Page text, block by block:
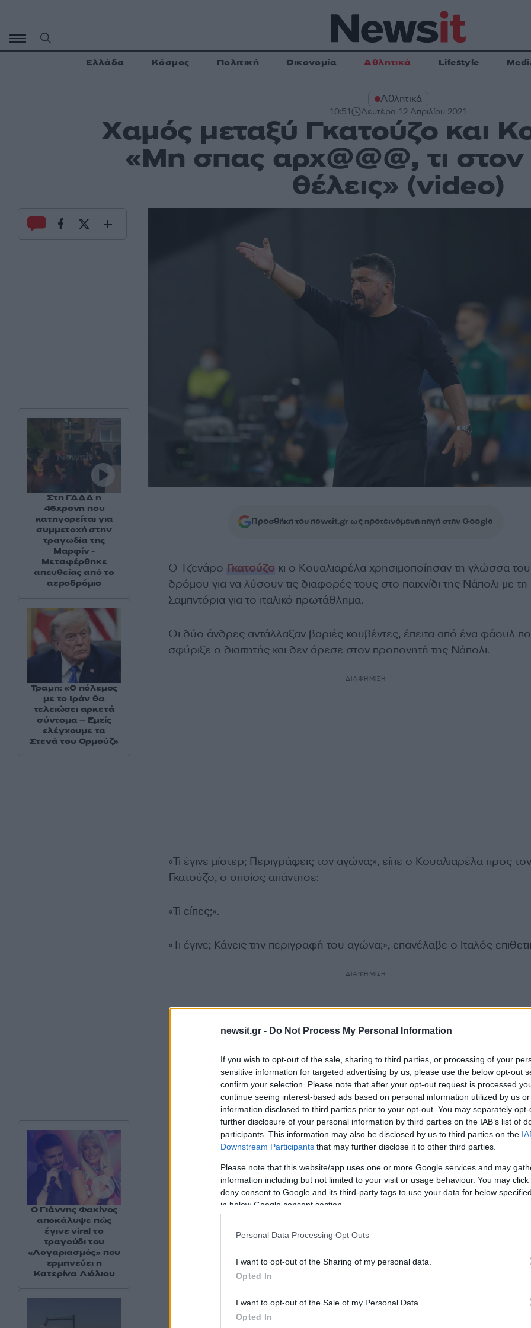
newsit.gr - Do Not Process My Personal Information
If you wish to opt-out of the sale, sharing to third parties, or processing of your
sensitive information for targeted advertising by us, please use the below opt-out
confirm your selection. Please note that after your opt-out request is processed
continue seeing interest-based ads based on personal information utilized by us
information disclosed to third parties prior to your opt-out. You may separately
further disclosure of your personal information by third parties on the IAB’s list of
participants. This information may also be disclosed by us to third parties on the
Downstream Participants that may further disclose it to other third parties.
Please note that this website/app uses one or more Google services and may
information including but not limited to your visit or usage behaviour. You may
deny consent to Google and its third-party tags to use your data for below
in below Google consent section.
Personal Data Processing Opt Outs
I want to opt-out of the Sharing of my personal data.
Opted In
I want to opt-out of the Sale of my Personal Data.
Opted In
περιεχόμενο
Ελλάδα Κόσμος Πολιτική Οικονομία Αθλητικά Lifestyle
Αθλητικά
10:51 Δευτέρα 12 Απριλίου 2021
Χαμός μεταξύ Γκατούζο και
«Μη σπας αρχ@@@, τι
θέλεις» (video)
Προσθήκη του newsit.gr ως προτεινόμενη πηγή στην Google
Ο Τζενάρο Γκατούζο κι ο Κουαλιαρέλα χρησιμοποίησαν τη γλώσσα
δρόμου για να λύσουν τις διαφορές τους στο παιχνίδι της Νάπολι με τη
Σαμπντόρια για το ιταλικό πρωτάθλημα.
Οι δύο άνδρες αντάλλαξαν βαριές κουβέντες, έπειτα από ένα φάουλ
σφύριξε ο διαιτητής και δεν άρεσε στον προπονητή της Νάπολι.
ΔΙΑΦΗΜΙΣΗ
«Τι έγινε μίστερ; Περιγράφεις τον αγώνα;», είπε ο Κουαλιαρέλα προς τον
Γκατούζο, ο οποίος απάντησε:
«Τι είπες;».
«Τι έγινε; Κάνεις την περιγραφή του αγώνα;», επανέλαβε ο Ιταλός
ΔΙΑΦΗΜΙΣΗ
Στη ΓΑΔΑ η
46χρονη που
κατηγορείται για
συμμετοχή στην
τραγωδία της
Μαρφίν -
Μεταφέρθηκε
απευθείας από το
αεροδρόμιο
Τραμπ: «Ο πόλεμος
με το Ιράν θα
τελειώσει αρκετά
σύντομα – Εμείς
ελέγχουμε τα
Στενά του Ορμούζ»
Ο Γιάννης Φακίνος
αποκάλυψε πώς
έγινε viral το
τραγούδι του
«Λογαριασμός» που
ερμηνεύει η
Κατερίνα Λιόλιου